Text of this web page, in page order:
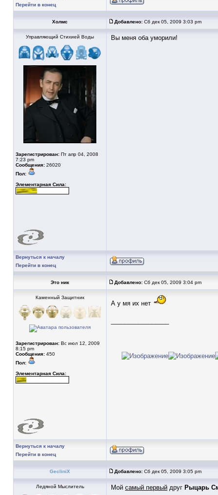
Перейти в конец
Холмс Добавлено: Сб дек 05, 2009 3:03 pm
Управляющий Стихией Воды
Зарегистрирован: Пт апр 04, 2008
7:23 pm
Сообщения: 26020
Пол:
Элементарная Сила:
Вы меня оба уморили!
Вернуться к началу
Перейти в конец
Это ник Добавлено: Сб дек 05, 2009 3:04 pm
Каменный Защитник
Зарегистрирован: Вс июл 12, 2009
8:15 pm
Сообщения: 450
Пол:
Элементарная Сила:
А у мя их нет
Вернуться к началу
Перейти в конец
GecliniX Добавлено: Сб дек 05, 2009 3:05 pm
Ледяной Мыслитель Мой самый первый друг Рыцарь